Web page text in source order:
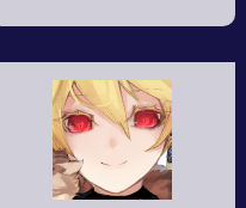
現状を境界なく共有する
ので頭の中は常に楽しく
騒々しい。単純明快であ
り複雑怪奇。踏み込んだ